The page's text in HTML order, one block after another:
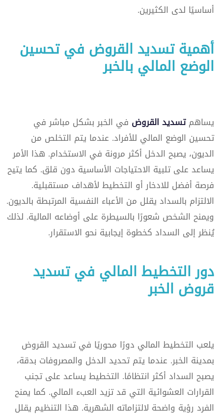
أساسيًا لدى الكثيرين.
أهمية تسديد القروض في تحسين
الوضع المالي بالخبر
يساهمتسديد القروض في الخبر بشكل مباشر في
تحسين الوضع المالي للأفراد. عندما يتم التخلص من
الديون، يصبح الدخل أكثر مرونة في الاستخدام. هذا الأمر
يساعد على تلبية الاحتياجات الأساسية دون قلق. كما يتيح
فرصة أفضل للادخار أو التخطيط لأهداف مستقبلية.
الالتزام بالسداد يقلل من الأعباء النفسية المرتبطة بالديون.
ويمنح الشخص شعورًا بالسيطرة على أوضاعه المالية. لذلك
يُنظر إلى السداد كخطوة إيجابية نحو الاستقرار.
دور التخطيط المالي في تسديد
قروض الخبر
يلعب التخطيط المالي دورًا محوريًا في تسديد القروض
بمدينة الخبر. عندما يتم تحديد الدخل والمصروفات بدقة،
يصبح السداد أكثر انتظامًا. التخطيط يساعد على تجنب
القرارات العشوائية التي قد تزيد العبء المالي. كما يمنح
الفرد رؤية واضحة لالتزاماته الشهرية. هذا التنظيم يقلل